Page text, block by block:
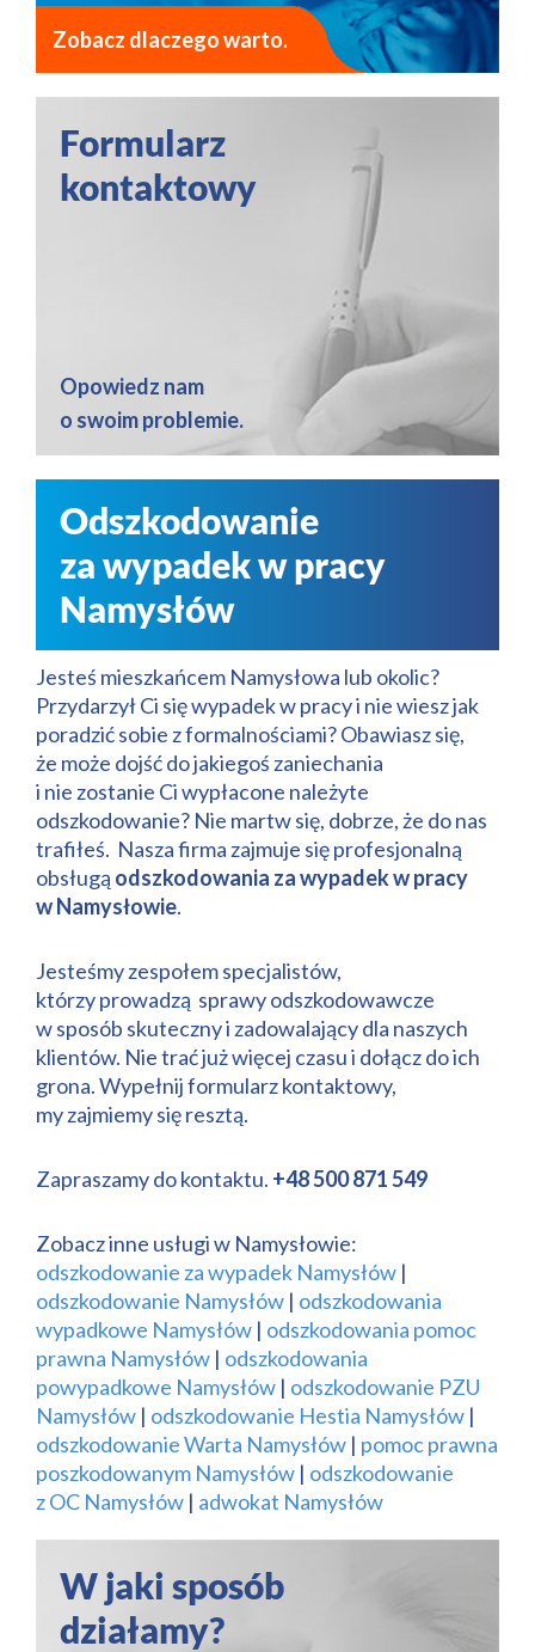
Zobacz dlaczego warto.
Formularz
kontaktowy
Opowiedz nam
o swoim problemie.
Odszkodowanie
za wypadek w pracy
Namysłów
Jesteś mieszkańcem Namysłowa lub okolic?
Przydarzył Ci się wypadek w pracy i nie wiesz jak
poradzić sobie z formalnościami? Obawiasz się,
że może dojść do jakiegoś zaniechania
i nie zostanie Ci wypłacone należyte
odszkodowanie? Nie martw się, dobrze, że do nas
trafiłeś. Nasza firma zajmuje się profesjonalną
obsługą odszkodowania za wypadek w pracy
w Namysłowie.
Jesteśmy zespołem specjalistów,
którzy prowadzą sprawy odszkodowawcze
w sposób skuteczny i zadowalający dla naszych
klientów. Nie trać już więcej czasu i dołącz do ich
grona. Wypełnij formularz kontaktowy,
my zajmiemy się resztą.
Zapraszamy do kontaktu. +48 500 871 549
Zobacz inne usługi w Namysłowie:
odszkodowanie za wypadek Namysłów |
odszkodowanie Namysłów | odszkodowania
wypadkowe Namysłów | odszkodowania pomoc
prawna Namysłów | odszkodowania
powypadkowe Namysłów | odszkodowanie PZU
Namysłów | odszkodowanie Hestia Namysłów |
odszkodowanie Warta Namysłów | pomoc prawna
poszkodowanym Namysłów | odszkodowanie
z OC Namysłów | adwokat Namysłów
W jaki sposób
działamy?